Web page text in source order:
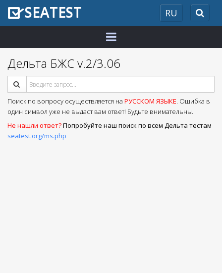
RU
SEATEST
Дельта БЖС v.2/3.06
Поиск по вопросу осуществляется на РУССКОМ ЯЗЫКЕ. Ошибка в
один символ уже не выдаст вам ответ! Будьте внимательны.
Не нашли ответ?Попробуйте наш поиск по всем Дельта тестам
seatest.org/ms.php